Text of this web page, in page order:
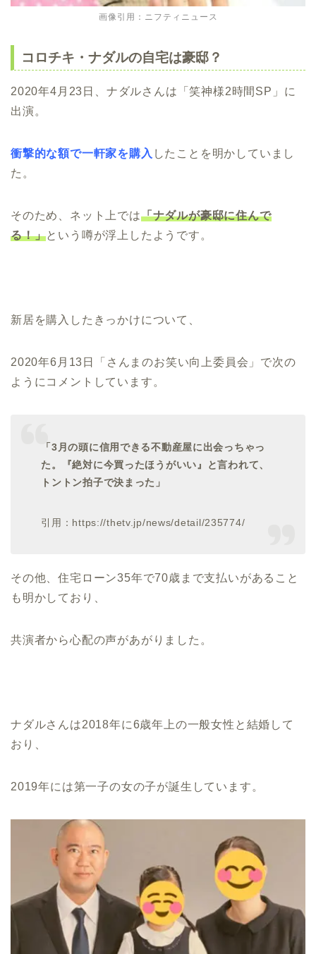
画像引用：ニフティニュース
コロチキ・ナダルの自宅は豪邸？
2020年4月23日、ナダルさんは「笑神様2時間SP」に
出演。
衝撃的な額で一軒家を購入 したことを明かしていまし
た。
そのため、ネット上では「ナダルが豪邸に住んで
る！」という噂が浮上したようです。
新居を購入したきっかけについて、
2020年6月13日「さんまのお笑い向上委員会」で次の
ようにコメントしています。
「3月の頭に信用できる不動産屋に出会っちゃっ
た。『絶対に今買ったほうがいい』と言われて、
トントン拍子で決まった」
引用：https://thetv.jp/news/detail/235774/
その他、住宅ローン35年で70歳まで支払いがあること
も明かしており、
共演者から心配の声があがりました。
ナダルさんは2018年に6歳年上の一般女性と結婚して
おり、
2019年には第一子の女の子が誕生しています。